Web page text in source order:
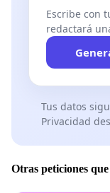
Escribe con
redactará
Tus datos
Privacidad
Otras peticiones